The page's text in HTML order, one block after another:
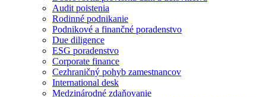
Audit poistenia
Rodinné podnikanie
Podnikové a finančné poradenstvo
Due diligence
ESG poradenstvo
Corporate finance
Cezhraničný pohyb zamestnancov
International desk
Medzinárodné zdaňovanie